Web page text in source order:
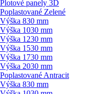
Plotové panely 3D
Poplastované Zelené
Výška 830 mm
Výška 1030 mm
Výška 1230 mm
Výška 1530 mm
Výška 1730 mm
Výška 2030 mm
Poplastované Antracit
Výška 830 mm